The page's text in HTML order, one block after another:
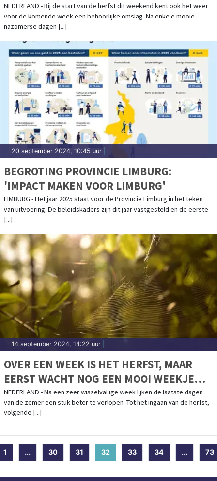
NEDERLAND - Bij de start van de herfst dit weekend kent ook het weer
voor de komende week een behoorlijke omslag. Na enkele mooie
nazomerse dagen [...]
20 september 2024, 10:45 uur
BEGROTING PROVINCIE LIMBURG:
'IMPACT MAKEN VOOR LIMBURG'
LIMBURG - Het jaar 2025 staat voor de Provincie Limburg in het teken
van uitvoering. De beleidskaders zijn dit jaar vastgesteld en de eerste
[...]
14 september 2024, 14:22 uur
OVER EEN WEEK IS HET HERFST, MAAR
EERST WACHT NOG EEN MOOI WEEKJE
NAZOMER
NEDERLAND - Na een zeer wisselvallige week lijken de laatste dagen
van de zomer een stuk beter te verlopen. Tot het ingaan van de herfst,
volgende [...]
1 ... 30 31 32(current)
33 34 ... 73